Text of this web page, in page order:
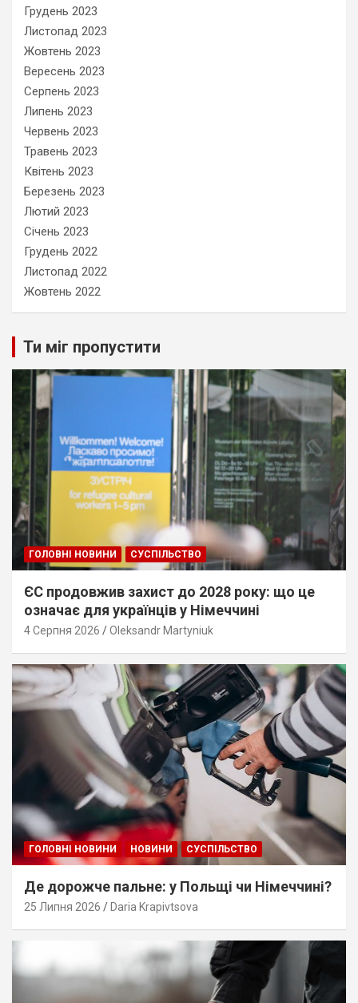
Грудень 2023
Листопад 2023
Жовтень 2023
Вересень 2023
Серпень 2023
Липень 2023
Червень 2023
Травень 2023
Квітень 2023
Березень 2023
Лютий 2023
Січень 2023
Грудень 2022
Листопад 2022
Жовтень 2022
Ти міг пропустити
ГОЛОВНІ НОВИНИ СУСПІЛЬСТВО
ЄС продовжив захист до 2028 року: що це
означає для українців у Німеччині
4 Серпня 2026 Oleksandr Martyniuk
ГОЛОВНІ НОВИНИ НОВИНИ СУСПІЛЬСТВО
Де дорожче пальне: у Польщі чи Німеччині?
25 Липня 2026 Daria Krapivtsova